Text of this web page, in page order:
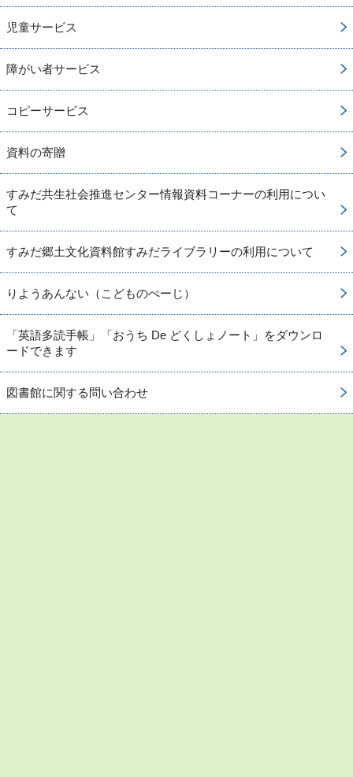
児童サービス
障がい者サービス
コピーサービス
資料の寄贈
すみだ共生社会推進センター情報資料コーナーの利用につい
て
すみだ郷土文化資料館すみだライブラリーの利用について
りようあんない（こどものぺーじ）
「英語多読手帳」「おうち De どくしょノート」をダウンロ
ードできます
図書館に関する問い合わせ